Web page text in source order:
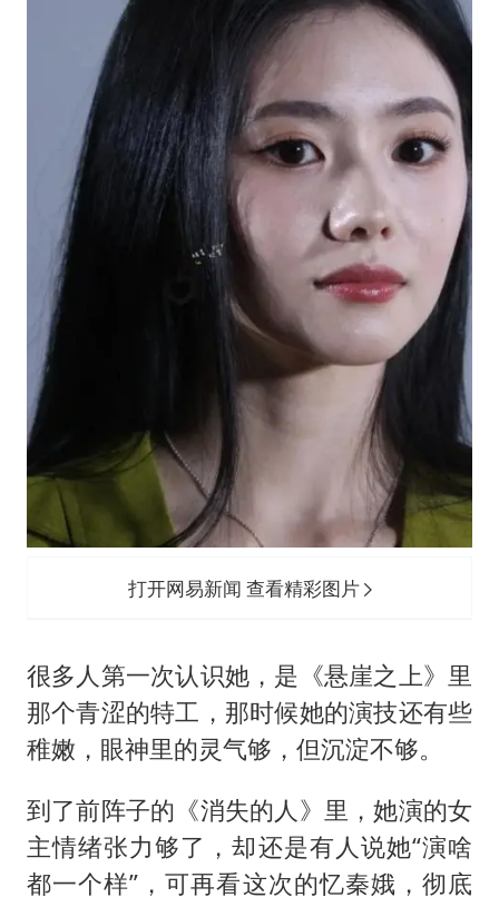
打开网易新闻 查看精彩图片
很多人第一次认识她，是《悬崖之上》里
那个青涩的特工，那时候她的演技还有些
稚嫩，眼神里的灵气够，但沉淀不够。
到了前阵子的《消失的人》里，她演的女
主情绪张力够了，却还是有人说她“演啥
都一个样”，可再看这次的忆秦娥，彻底